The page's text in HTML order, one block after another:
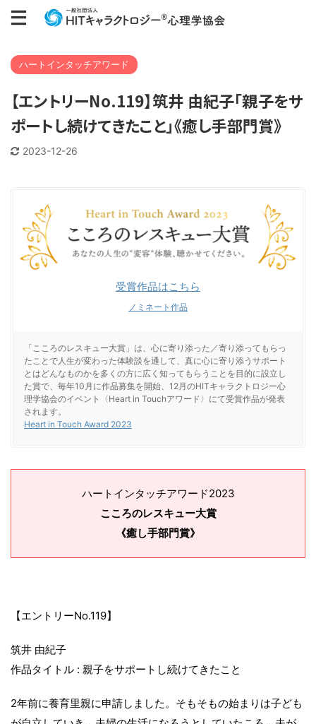
ハートインタッチアワード
【エントリーNo.119】筑井 由紀子「親子をサ
ポートし続けてきたこと」《癒し手部門賞》
2023-12-26
受賞作品はこちら
ノミネート作品
「こころのレスキュー大賞」は、心に寄り添った／寄り添ってもらっ
たことで人生が変わった体験談を通して、真に心に寄り添うサポート
とはどんなものかを多くの方に広く知ってもらうことを目的に設立し
た賞で、毎年10月に作品募集を開始、12月のHITキャラクトロジー心
理学協会のイベント〈Heart in Touchアワード〉にて受賞作品が発表
されます。
Heart in Touch Award 2023
ハートインタッチアワード2023
こころのレスキュー大賞
《癒し手部門賞》
【エントリーNo.119】
筑井 由紀子
作品タイトル : 親子をサポートし続けてきたこと
2年前に養育里親に申請しました。そもそもの始まりは子ども